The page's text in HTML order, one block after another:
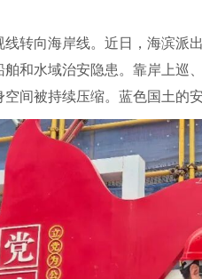
线转向海岸线。近日，海滨派
舶和水域治安隐患。靠岸上巡
空间被持续压缩。蓝色国土的安